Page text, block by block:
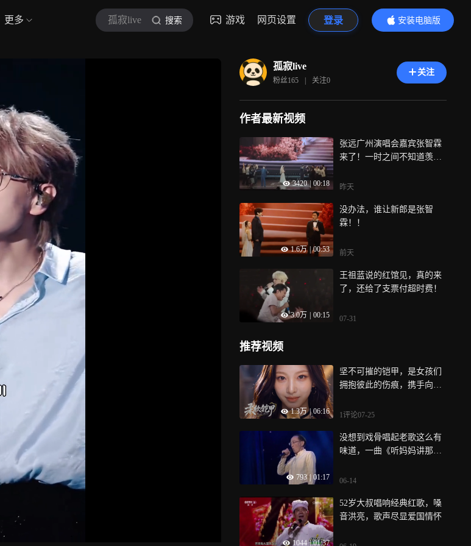
更多 孤寂live 搜索 游戏 网页设置 登录
安装电脑版
内容更精彩
孤寂live
粉丝165 | 关注0
关注
作者最新视频
3420 | 00:18
张远广州演唱会嘉宾张智霖
来了！一时之间不知道羡慕
昨天
1.6万 00:53
没办法，谁让新郎是张智
霖！！
前天
3.0万 00:15
王祖蓝说的红馆见，真的来
了，还给了支票付超时费！
07-31
推荐视频
1.3万 | 06:16
坚不可摧的铠甲，是女孩们
拥抱彼此的伤痕，携手向阳
甲》
1评论07-25
793 01:17
没想到戏骨唱起老歌这么有
味道，一曲《听妈妈讲那过
06-14
1044 | 01:37
52岁大叔唱响经典红歌，嗓
音洪亮，歌声尽显爱国情怀